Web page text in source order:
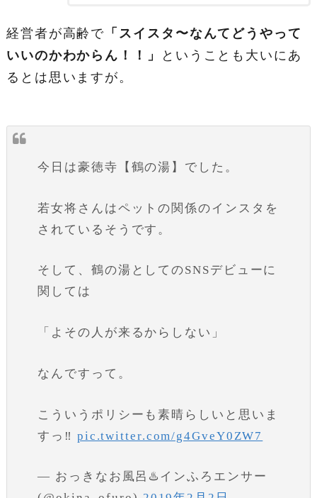
経営者が高齢で 「スイスタ〜なんてどうやって
いいのかわからん！！」
ということも大いにあ
るとは思いますが。
今日は豪徳寺【鶴の湯】でした。
若女将さんはペットの関係のインスタを
されているそうです。
そして、鶴の湯としてのSNSデビューに
関しては
「よその人が来るからしない」
なんですって。
こういうポリシーも素晴らしいと思いま
すっ‼️ pic.twitter.com/g4GveY0ZW7
— おっきなお風呂♨️インふろエンサー